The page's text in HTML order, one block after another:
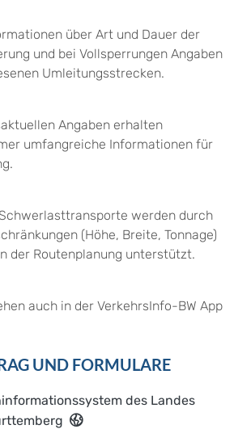
über Art und Dauer der
und bei Vollsperrungen Angaben
Umleitungsstrecken.
Angaben erhalten
umfangreiche Informationen für
werden durch
(Höhe, Breite, Tonnage)
der Routenplanung unterstützt.
auch in der VerkehrsInfo-BW App
UND FORMULARE
des Landes